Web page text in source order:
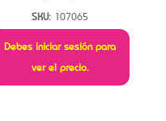
SKU: 107065
Debes iniciar sesión para
ver el precio.